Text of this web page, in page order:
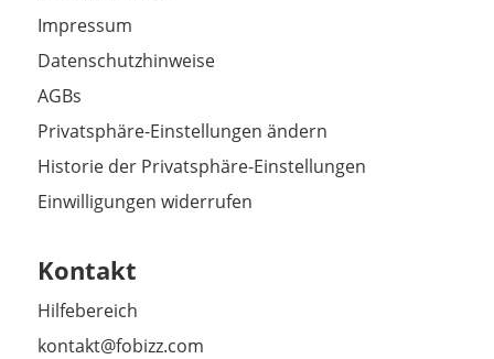
Impressum
Datenschutzhinweise
AGBs
Privatsphäre-Einstellungen ändern
Historie der Privatsphäre-Einstellungen
Einwilligungen widerrufen
Kontakt
Hilfebereich
kontakt@fobizz.com